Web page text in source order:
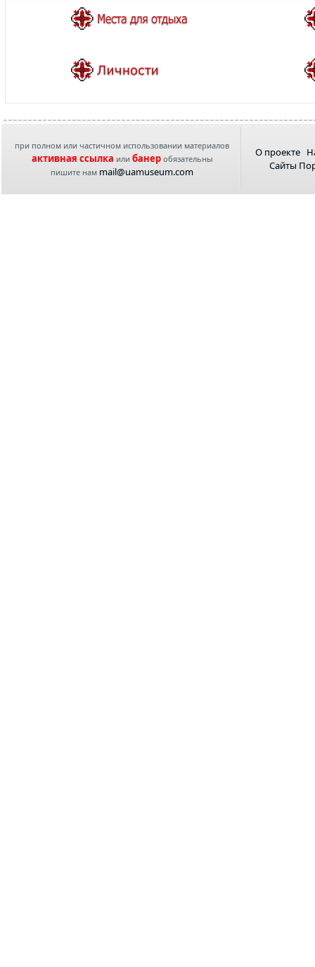
при полном или частичном использовании материалов
активная ссылка или банеробязательны
пишите нам mail@uamuseum.com
О проекте
Сайты